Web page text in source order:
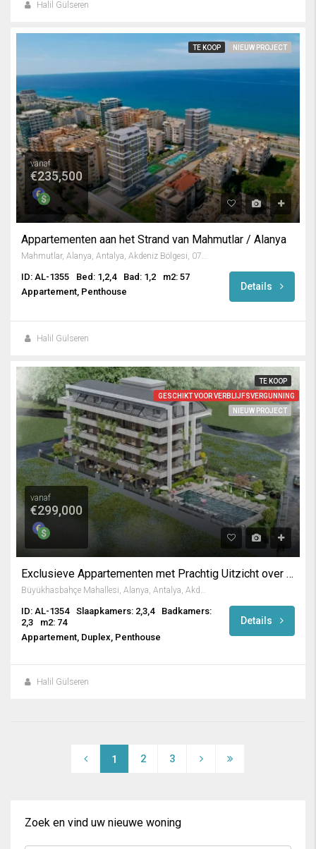
Halil Gülseren
TE KOOP NIEUW PROJECT
vanaf
€235,500
Appartementen aan het Strand van Mahmutlar / Alanya
Mahmutlar, Alanya, Antalya, Akdeniz Bölgesi, 07450, Türkiye
ID: AL-1355 Bed: 1,2,4 Bad: 1,2
m2: 57
Appartement, Penthouse
Details
Halil Gülseren
TE KOOP
GESCHIKT VOOR VERBLIJFSVERGUNNING
NIEUW PROJECT
vanaf
€299,000
Exclusieve Appartementen met Prachtig Uitzicht over Alanya
ID: AL-1354 Slaapkamers: 2,3,4
Badkamers:
2,3
m2: 74
Appartement, Duplex, Penthouse
Details
Halil Gülseren
1 2 3
Zoek en vind uw nieuwe woning